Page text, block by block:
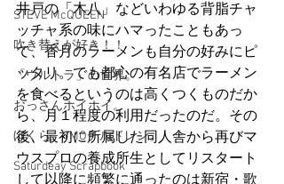
STEVE McQUEEN
吹き替えが好き！！
「ウルトラ」の世界。
おっさんホイホイ。
ぼくら、YMOチルドレン。
Saturdeay Scrapbook
井戸の「木八」などいわゆる背脂チャ
ッチャ系の味にハマったこともあっ
て、香月のラーメンも自分の好みにピ
ッタリ。でも都心の有名店でラーメン
を食べるというのは高くつくものだか
ら、月１程度の利用だったのだ。その
後、最初に所属した同人舎から再びマ
ウスプロの養成所生としてリスタート
して以降に頻繁に通ったのは新宿・歌